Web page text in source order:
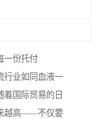
一份托付
行业如同血液一
着国际贸易的日
越高——不仅要